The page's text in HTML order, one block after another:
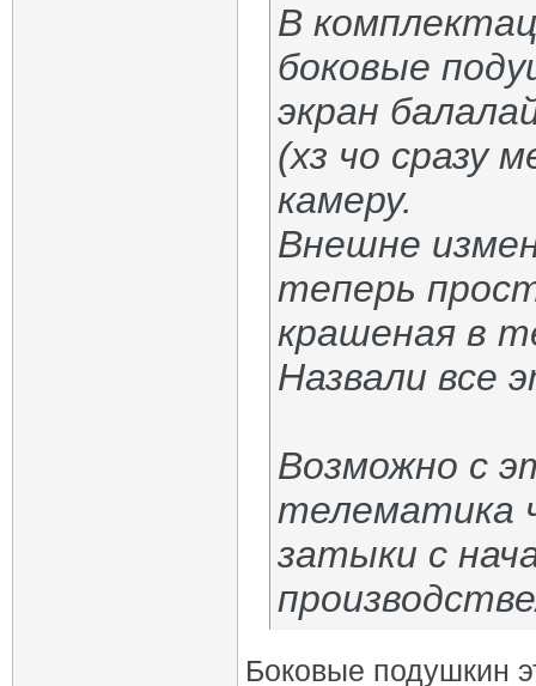
В
боковые
экран
(хз чо сразу
камеру.
Внешне
теперь
крашеная в
Назвали все
Возможно с
телематика
затыки с
Боковые подушкин